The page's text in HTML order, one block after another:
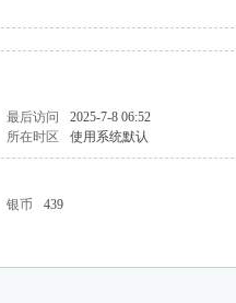
最后访问
2025-7-8 06:52
所在时区 使用系统默认
银币
439